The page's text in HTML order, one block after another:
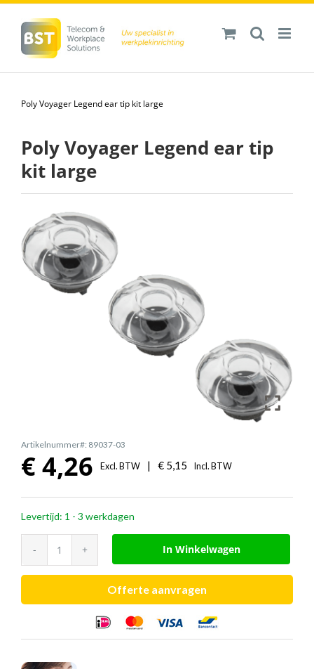
inhoud
Poly Voyager Legend ear tip kit large
Poly Voyager Legend ear tip
kit large
Artikelnummer#: 89037-03
€4,26 Excl. BTW | € 5,15 Incl. BTW
Levertijd: 1 - 3 werkdagen
Voyager
ear
kit
large
In Winkelwagen
Offerte aanvragen